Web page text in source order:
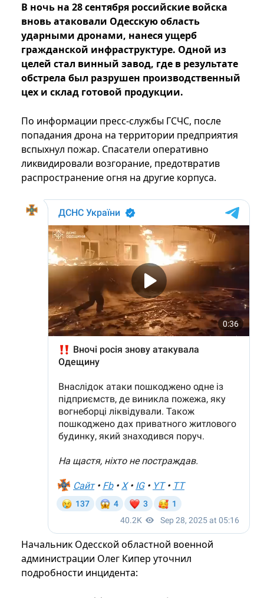
В ночь на 28 сентября российские войска
вновь атаковали Одесскую область
ударными дронами, нанеся ущерб
гражданской инфраструктуре. Одной из
целей стал винный завод, где в результате
обстрела был разрушен производственный
цех и склад готовой продукции.
По информации пресс-службы ГСЧС, после
попадания дрона на территории предприятия
вспыхнул пожар. Спасатели оперативно
ликвидировали возгорание, предотвратив
распространение огня на другие корпуса.
Начальник Одесской областной военной
администрации Олег Кипер уточнил
подробности инцидента: